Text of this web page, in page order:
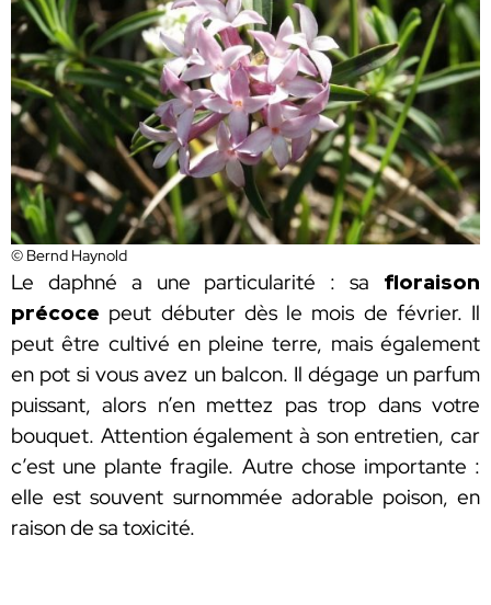
© Bernd Haynold
Le daphné a une particularité : sa floraison
précoce peut débuter dès le mois de février. Il
peut être cultivé en pleine terre, mais également
en pot si vous avez un balcon. Il dégage un parfum
puissant, alors n’en mettez pas trop dans votre
bouquet. Attention également à son entretien, car
c’est une plante fragile. Autre chose importante :
elle est souvent surnommée adorable poison, en
raison de sa toxicité.